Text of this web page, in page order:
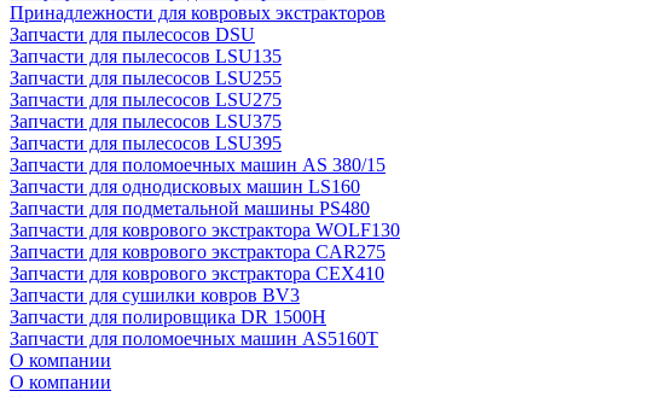
Принадлежности для ковровых экстракторов
Запчасти для пылесосов DSU
Запчасти для пылесосов LSU135
Запчасти для пылесосов LSU255
Запчасти для пылесосов LSU275
Запчасти для пылесосов LSU375
Запчасти для пылесосов LSU395
Запчасти для поломоечных машин AS 380/15
Запчасти для однодисковых машин LS160
Запчасти для подметальной машины PS480
Запчасти для коврового экстрактора WOLF130
Запчасти для коврового экстрактора CAR275
Запчасти для коврового экстрактора CEX410
Запчасти для сушилки ковров BV3
Запчасти для полировщика DR 1500H
Запчасти для поломоечных машин AS5160T
О компании
О компании